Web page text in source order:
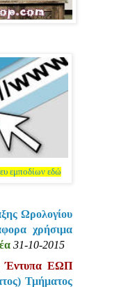
εμποδίων εδώ
Ωρολογίου
χρήσιμα
31-10-2015
Έντυπα ΕΩΠ
Τμήματος